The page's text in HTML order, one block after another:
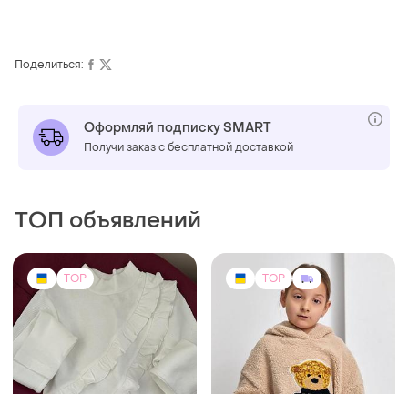
Поделиться:
Оформляй подписку SMART
Получи заказ с бесплатной доставкой
ТОП объявлений
TOP TOP